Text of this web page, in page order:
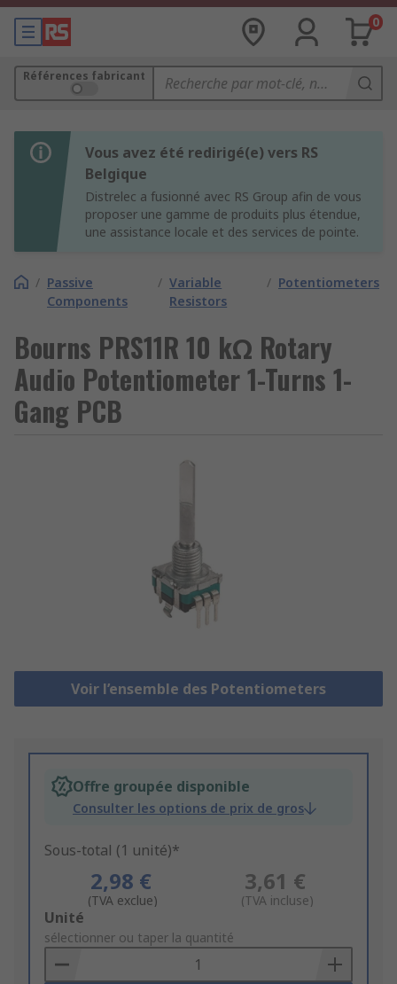
0
Références fabricant
Vous avez été redirigé(e) vers RS
Belgique
Distrelec a fusionné avec RS Group afin de vous
proposer une gamme de produits plus étendue,
une assistance locale et des services de pointe.
/ Passive
Components
/ Variable
Resistors
/ Potentiometers
Bourns PRS11R 10 kΩ Rotary
Audio Potentiometer 1-Turns 1-
Gang PCB
Voir l’ensemble des Potentiometers
Offre groupée disponible
Consulter les options de prix de gros
Sous-total (1 unité)*
2,98 €
(TVA exclue)
3,61 €
(TVA incluse)
Add
to
Basket
Unité
sélectionner ou taper la quantité